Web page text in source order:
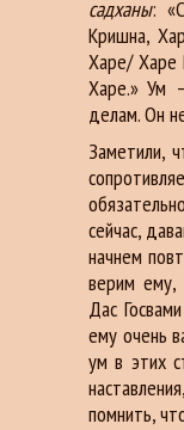
садханы:
Кришна,
Харе/ Харе
Харе.» Ум
делам. Он
Заметили,
сейчас,
начнем
верим ему,
Дас
ему очень
ум в этих
помнить,